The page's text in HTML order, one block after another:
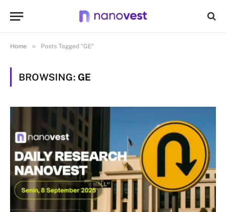
Home » Posts Tagged "GE"
BROWSING: GE